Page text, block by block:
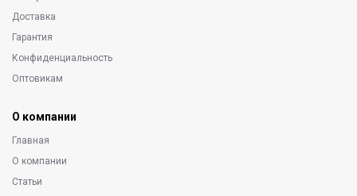
Доставка
Гарантия
Конфиденциальность
Оптовикам
О компании
Главная
О компании
Статьи